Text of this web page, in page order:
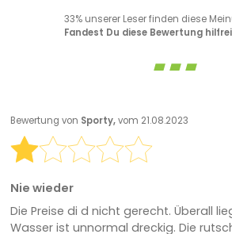
33% unserer Leser finden diese
Fandest Du diese Bewertung
Bewertung von Sporty,vom 21.08.2023
Nie wieder
Die Preise di d nicht gerecht. Überall
Wasser ist unnormal dreckig. Die